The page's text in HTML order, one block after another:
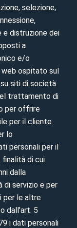
selezione,
e distruzione dei
a
e/o
web ospitato sul
siti di società
trattamento di
per offrire
per il cliente
lo
personali per il
finalità di cui
dalla
di servizio e per
per le altre
dall’art. 5
i dati personali